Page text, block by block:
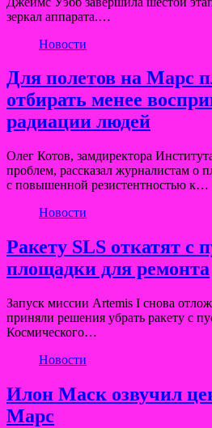
зеркал аппарата.…
Новости
Для полетов на Марс
отбирать менее
радиации людей
Олег Котов, замдиректора
проблем, рассказал журналистам о
с повышенной резистентностью к…
Новости
Ракету SLS откатят с
площадки для ремонта
Запуск миссии Artemis I снова
приняли решения убрать ракету с
Космического…
Новости
Илон Маск озвучил
Марс